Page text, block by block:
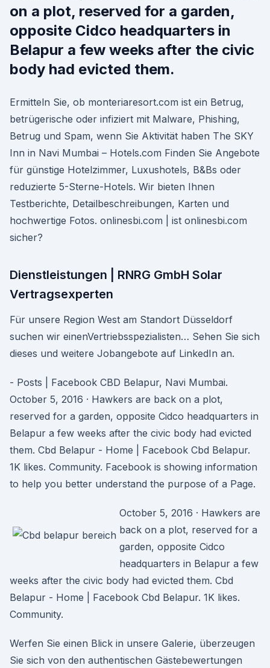
on a plot, reserved for a garden,
opposite Cidco headquarters in
Belapur a few weeks after the civic
body had evicted them.
Ermitteln Sie, ob monteriaresort.com ist ein Betrug,
betrügerische oder infiziert mit Malware, Phishing,
Betrug und Spam, wenn Sie Aktivität haben The SKY
Inn in Navi Mumbai – Hotels.com Finden Sie Angebote
für günstige Hotelzimmer, Luxushotels, B&Bs oder
reduzierte 5-Sterne-Hotels. Wir bieten Ihnen
Testberichte, Detailbeschreibungen, Karten und
hochwertige Fotos. onlinesbi.com | ist onlinesbi.com
sicher?
Dienstleistungen | RNRG GmbH Solar
Vertragsexperten
Für unsere Region West am Standort Düsseldorf
suchen wir einenVertriebsspezialisten… Sehen Sie sich
dieses und weitere Jobangebote auf LinkedIn an.
- Posts | Facebook CBD Belapur, Navi Mumbai.
October 5, 2016 · Hawkers are back on a plot,
reserved for a garden, opposite Cidco headquarters in
Belapur a few weeks after the civic body had evicted
them. Cbd Belapur - Home | Facebook Cbd Belapur.
1K likes. Community. Facebook is showing information
to help you better understand the purpose of a Page.
October 5, 2016 · Hawkers are
back on a plot, reserved for a
garden, opposite Cidco
headquarters in Belapur a few
weeks after the civic body had evicted them. Cbd
Belapur - Home | Facebook Cbd Belapur. 1K likes.
Community.
Werfen Sie einen Blick in unsere Galerie, überzeugen
Sie sich von den authentischen Gästebewertungen